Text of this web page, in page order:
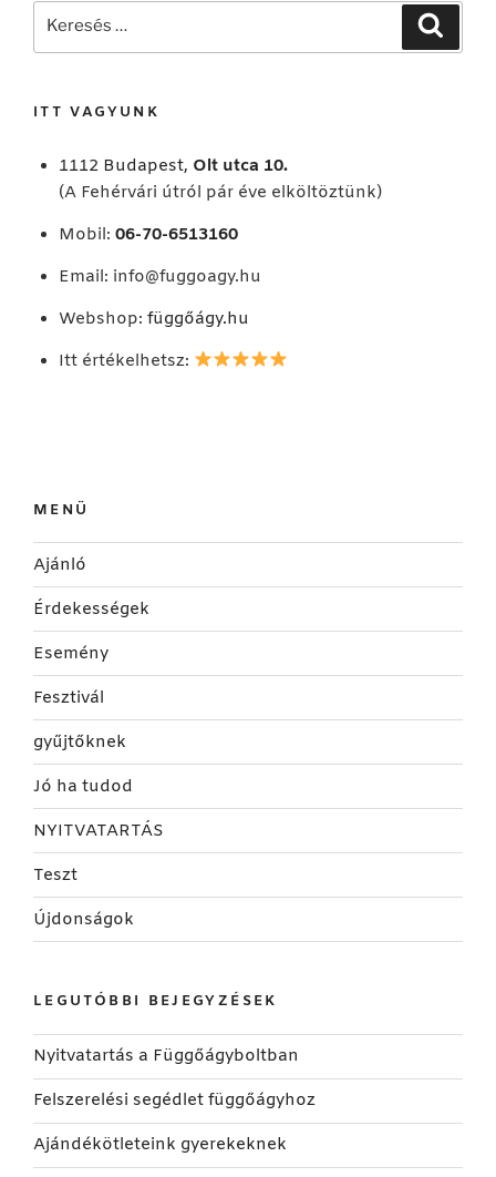
Keresés
ITT VAGYUNK
1112 Budapest, Olt utca 10.
(A Fehérvári útról pár éve elköltöztünk)
Mobil: 06-70-6513160
Email: info@fuggoagy.hu
Webshop: függőágy.hu
Itt értékelhetsz:
MENÜ
Ajánló
Érdekességek
Esemény
Fesztivál
gyűjtőknek
Jó ha tudod
NYITVATARTÁS
Teszt
Újdonságok
LEGUTÓBBI BEJEGYZÉSEK
Nyitvatartás a Függőágyboltban
Felszerelési segédlet függőágyhoz
Ajándékötleteink gyerekeknek